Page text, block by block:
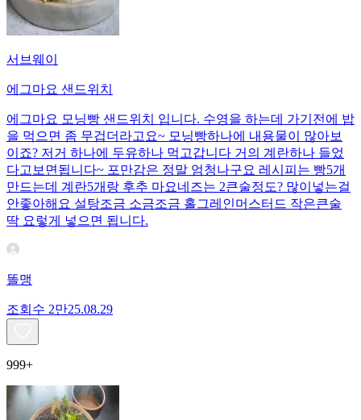
서브웨이
에그마요 샌드위치
에그마요 모닝빵 샌드위치 입니다. 수영을 하는데 가기전에 밥
을 먹으면 좀 무겁더라고요~ 모닝빵하나에 내용물이 많아보
이죠? 저거 하나에 두유하나 먹고갑니다 거의 계란하나 들었
다고보면됩니다~ 포만감은 정말 엄청나구요 레시피는 빵5개
만드는데 계란5개랑 후추 마요네즈는 2큰술정도? 많이넣는걸
안좋아해요 설탕조금 소금조금 홀그레인머스터드 작은큰술
딱 요렇게 넣으면 됩니다.
똘맹
조회수 2만25.08.29
999+